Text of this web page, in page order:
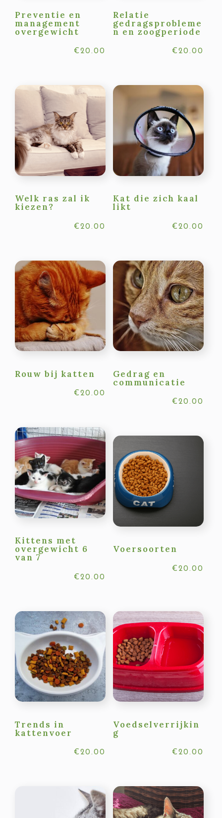
Preventie en
management
overgewicht
€ 20.00
Relatie
gedragsprobleme
n en zoogperiode
€ 20.00
Welk ras zal ik
kiezen?
€ 20.00
Kat die zich kaal
likt
€ 20.00
Rouw bij katten
€ 20.00
Gedrag en
communicatie
€ 20.00
Kittens met
overgewicht 6
van 7
€ 20.00
Voersoorten
€ 20.00
Trends in
kattenvoer
€ 20.00
Voedselverrijkin
g
€ 20.00